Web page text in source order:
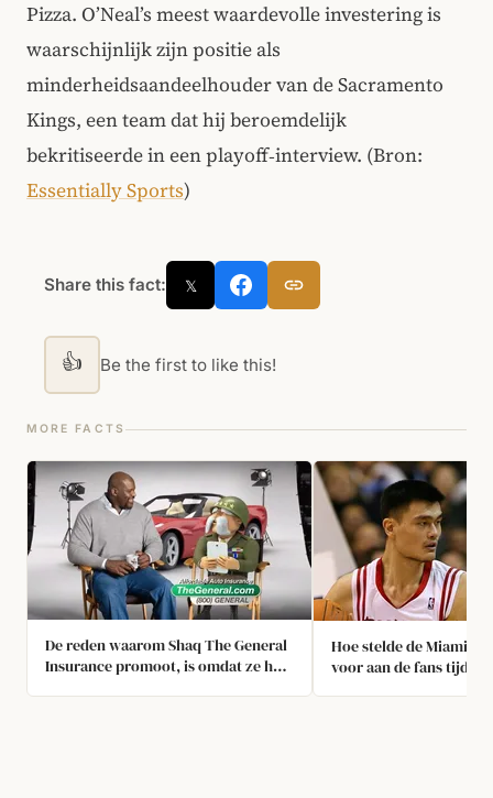
Pizza. O’Neal’s meest waardevolle investering is
waarschijnlijk zijn positie als
minderheidsaandeelhouder van de Sacramento
Kings, een team dat hij beroemdelijk
bekritiseerde in een playoff‑interview. (Bron:
Essentially Sports)
Share this fact: 𝕏
👍 Be the first to like this!
MORE FACTS
De reden waarom Shaq The General
Insurance promoot, is omdat ze hem
Hoe stelde de Miami
voor aan de fans